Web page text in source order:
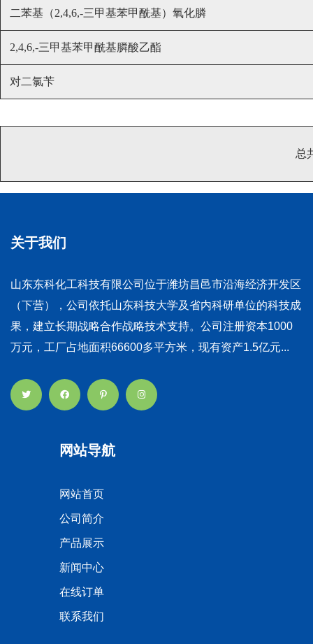
二苯基（2,4,6,-三甲基苯甲酰基）氧化膦
2,4,6,-三甲基苯甲酰基膦酸乙酯
对二氯苄
总
关于我们
山东东科化工科技有限公司位于潍坊昌邑市沿海经济开发区
（下营），公司依托山东科技大学及省内科研单位的科技成
果，建立长期战略合作战略技术支持。公司注册资本1000
万元，工厂占地面积66600多平方米，现有资产1.5亿元...
网站导航
网站首页
公司简介
产品展示
新闻中心
在线订单
联系我们